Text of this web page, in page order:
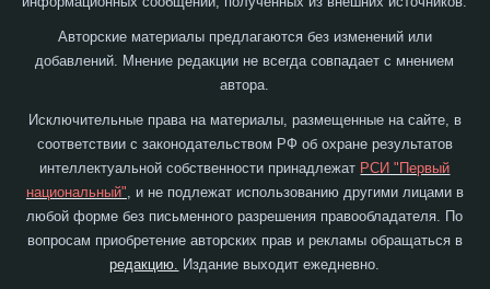
Авторские материалы предлагаются без изменений или
добавлений. Мнение редакции не всегда совпадает с мнением
автора.
Исключительные права на материалы, размещенные на сайте, в
соответствии с законодательством РФ об охране результатов
интеллектуальной собственности принадлежат РСИ "Первый
национальный" , и не подлежат использованию другими лицами в
любой форме без письменного разрешения правообладателя. По
вопросам приобретение авторских прав и рекламы обращаться в
редакцию.
Издание выходит ежедневно.